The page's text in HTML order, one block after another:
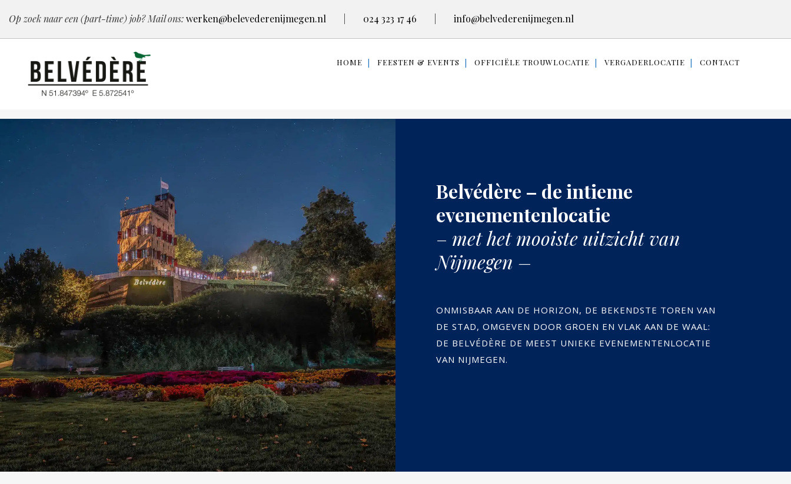
Op zoek naar een (part-time) job? Mail ons:werken@belevederenijmegen.nl 024 323 17 46 info@belvederenijmegen.nl
HOME FEESTEN & EVENTS OFFICIËLE TROUWLOCATIE VERGADERLOCATIE CONTACT
Belvédère – de intieme
evenementenlocatie
– met het mooiste uitzicht van
Nijmegen –
ONMISBAAR AAN DE HORIZON, DE BEKENDSTE TOREN VAN
DE STAD, OMGEVEN DOOR GROEN EN VLAK AAN DE WAAL:
DE BELVÉDÈRE DE MEEST UNIEKE EVENEMENTENLOCATIE
VAN NIJMEGEN.